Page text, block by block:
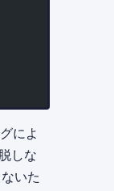
によ
しな
いた